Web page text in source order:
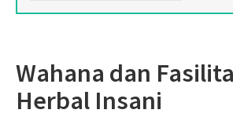
Wahana dan
Herbal Insani